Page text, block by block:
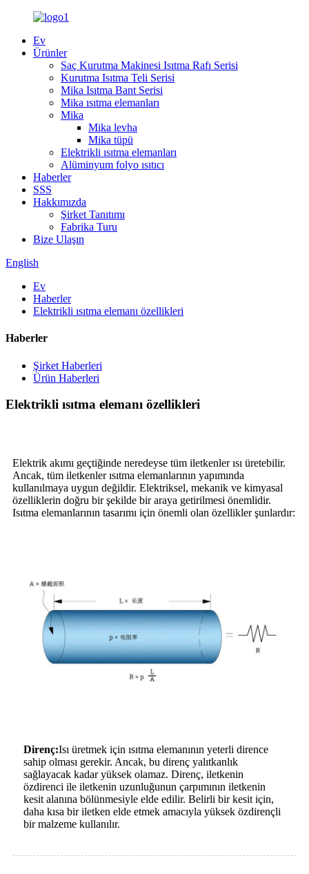
Ev
Ürünler
Saç Kurutma Makinesi Isıtma Rafı Serisi
Kurutma Isıtma Teli Serisi
Mika Isıtma Bant Serisi
Mika ısıtma elemanları
Mika
Mika levha
Mika tüpü
Elektrikli ısıtma elemanları
Alüminyum folyo ısıtıcı
Haberler
SSS
Hakkımızda
Şirket Tanıtımı
Fabrika Turu
Bize Ulaşın
English
Ev
Haberler
Elektrikli ısıtma elemanı özellikleri
Haberler
Şirket Haberleri
Ürün Haberleri
Elektrikli ısıtma elemanı özellikleri
Elektrik akımı geçtiğinde neredeyse tüm iletkenler ısı üretebilir.
Ancak, tüm iletkenler ısıtma elemanlarının yapımında
kullanılmaya uygun değildir. Elektriksel, mekanik ve kimyasal
özelliklerin doğru bir şekilde bir araya getirilmesi önemlidir.
Isıtma elemanlarının tasarımı için önemli olan özellikler şunlardır:
Direnç:Isı üretmek için ısıtma elemanının yeterli dirence
sahip olması gerekir. Ancak, bu direnç yalıtkanlık
sağlayacak kadar yüksek olamaz. Direnç, iletkenin
özdirenci ile iletkenin uzunluğunun çarpımının iletkenin
kesit alanına bölünmesiyle elde edilir. Belirli bir kesit için,
daha kısa bir iletken elde etmek amacıyla yüksek özdirençli
bir malzeme kullanılır.